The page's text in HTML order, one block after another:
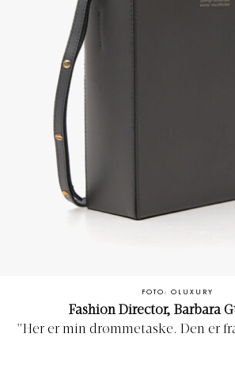
FOTO: OLUXURY
Fashion Director, Barbara
"Her er min drømmetaske. Den er